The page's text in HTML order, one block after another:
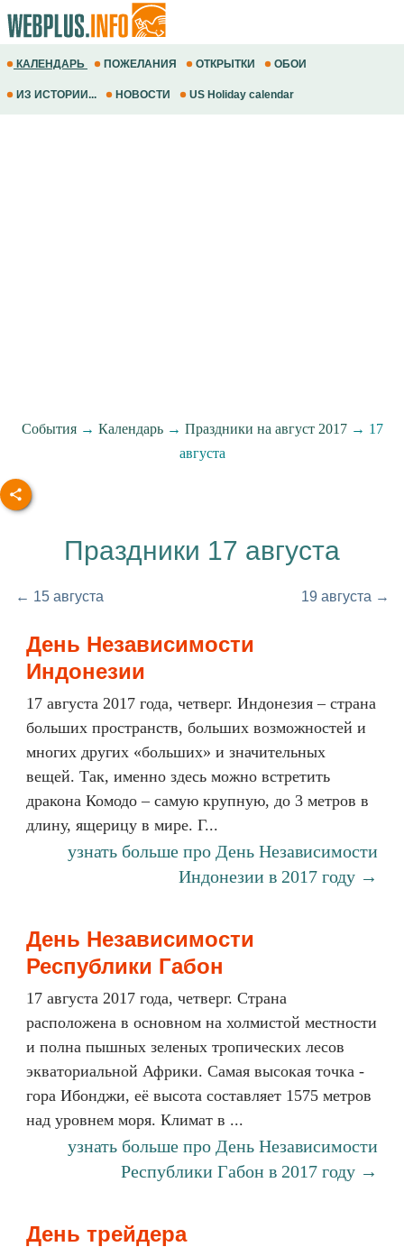
КАЛЕНДАРЬ ПОЖЕЛАНИЯ ОТКРЫТКИ ОБОИ
ИЗ ИСТОРИИ... НОВОСТИ US Holiday calendar
События→ Календарь→ Праздники на август 2017→ 17
августа
Праздники 17 августа
← 15 августа 19 августа →
День Независимости
Индонезии
17 августа 2017 года, четверг. Индонезия – страна
больших пространств, больших возможностей и
многих других «больших» и значительных
вещей. Так, именно здесь можно встретить
дракона Комодо – самую крупную, до 3 метров в
длину, ящерицу в мире. Г...
узнать больше про День Независимости
Индонезии в 2017 году →
День Независимости
Республики Габон
17 августа 2017 года, четверг. Страна
расположена в основном на холмистой местности
и полна пышных зеленых тропических лесов
экваториальной Африки. Самая высокая точка -
гора Ибонджи, её высота составляет 1575 метров
над уровнем моря. Климат в ...
узнать больше про День Независимости
Республики Габон в 2017 году →
День трейдера